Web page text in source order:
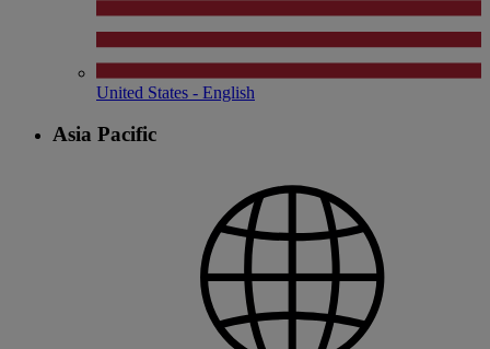
United States - English
Asia Pacific